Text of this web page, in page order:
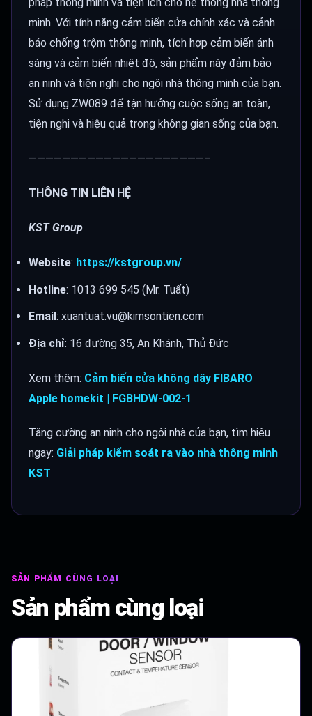
minh. Với tính năng cảm biến cửa chính xác và cảnh
báo chống trộm thông minh, tích hợp cảm biến ánh
sáng và cảm biến nhiệt độ, sản phẩm này đảm bảo
an ninh và tiện nghi cho ngôi nhà thông minh của bạn.
Sử dụng ZW089 để tận hưởng cuộc sống an toàn,
tiện nghi và hiệu quả trong không gian sống của bạn.
—————————————————————–
THÔNG TIN LIÊN HỆ
KST Group
Website: https://kstgroup.vn/
Hotline: 1013 699 545 (Mr. Tuất)
Email: xuantuat.vu@kimsontien.com
Địa chỉ: 16 đường 35, An Khánh, Thủ Đức
Xem thêm: Cảm biến cửa không dây FIBARO
Apple homekit | FGBHDW-002-1
Tăng cường an ninh cho ngôi nhà của bạn, tìm hiêu
ngay: Giải pháp kiểm soát ra vào nhà thông minh
KST
SẢN PHẨM CÙNG LOẠI
Sản phẩm cùng loại